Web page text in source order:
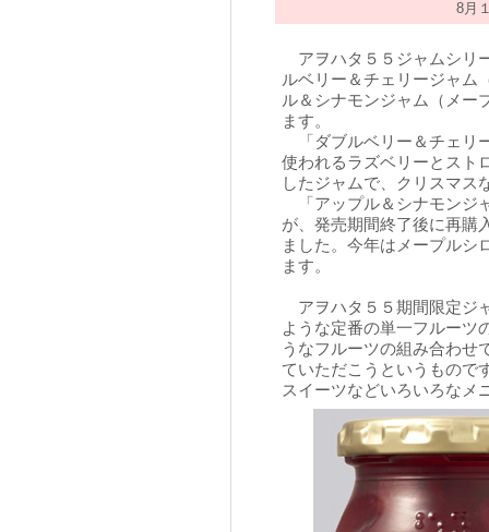
8月
アヲハタ５５ジャムシリ
ルベリー＆チェリージャム
ル＆シナモンジャム（メー
ます。
「ダブルベリー＆チェリ
使われるラズベリーとスト
したジャムで、クリスマス
「アップル＆シナモンジ
が、発売期間終了後に再購
ました。今年はメープルシ
ます。
アヲハタ５５期間限定ジ
ような定番の単一フルーツ
うなフルーツの組み合わせ
ていただこうというもので
スイーツなどいろいろなメ